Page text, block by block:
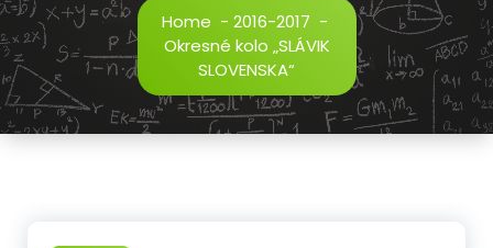
Home - 2016-2017 -
Okresné kolo „SLÁVIK
SLOVENSKA“